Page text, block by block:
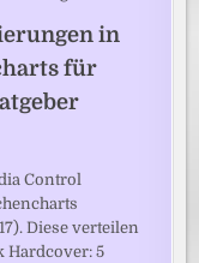
in
für
Control
Diese verteilen
Hardcover: 5